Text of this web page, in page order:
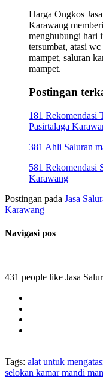
Harga Ongkos
Karawang
menghubungi hari
tersumbat, atasi
mampet, saluran
mampet.
Postingan
181 Rekomendasi
Pasirtalaga
381 Ahli Saluran
581 Rekomendasi
Karawang
Postingan pada Jasa
Karawang
Navigasi pos
431 people like Jasa
Tags: alat untuk
selokan kamar mandi